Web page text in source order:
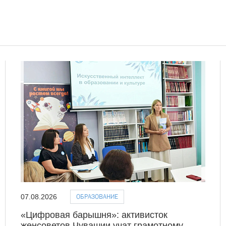
07.08.2026 ОБРАЗОВАНИЕ
«Цифровая барышня»: активисток